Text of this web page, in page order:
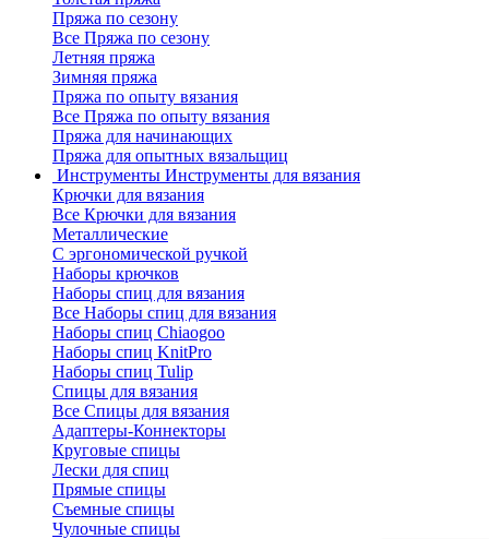
Пряжа по сезону
Все Пряжа по сезону
Летняя пряжа
Зимняя пряжа
Пряжа по опыту вязания
Все Пряжа по опыту вязания
Пряжа для начинающих
Пряжа для опытных вязальщиц
Инструменты Инструменты для вязания
Крючки для вязания
Все Крючки для вязания
Металлические
С эргономической ручкой
Наборы крючков
Наборы спиц для вязания
Все Наборы спиц для вязания
Наборы спиц Chiaogoo
Наборы спиц KnitPro
Наборы спиц Tulip
Спицы для вязания
Все Спицы для вязания
Адаптеры-Коннекторы
Круговые спицы
Лески для спиц
Прямые спицы
Съемные спицы
Чулочные спицы